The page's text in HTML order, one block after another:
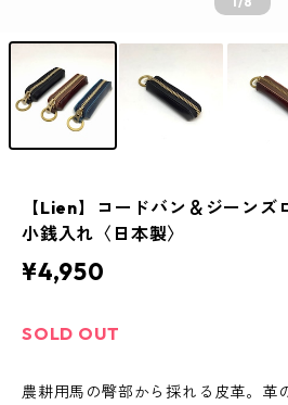
【Lien】コードバン＆ジーン
小銭入れ〈日本製〉
¥4,950
SOLD OUT
農耕用馬の臀部から採れる皮革。革